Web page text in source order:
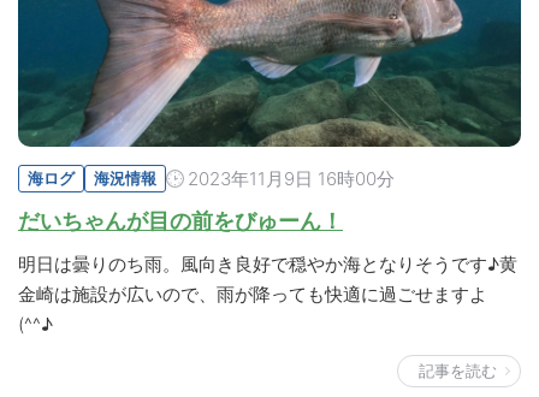
海ログ 海況情報 2023年11月9日 16時00分
だいちゃんが目の前をびゅーん！
明日は曇りのち雨。風向き良好で穏やか海となりそうです♪黄
金崎は施設が広いので、雨が降っても快適に過ごせますよ
(^^♪
記事を読む